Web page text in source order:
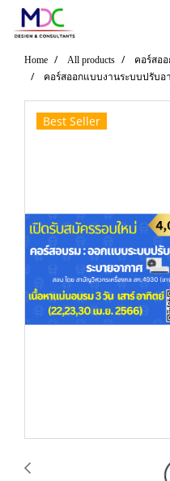
Home All products
คอร์สอ
คอร์สออกแบบงานระบบปรับอ
Best Seller